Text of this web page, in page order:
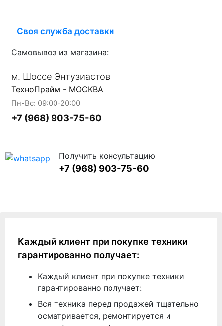
Своя служба доставки
Самовывоз из магазина:
м. Шоссе Энтузиастов
ТехноПрайм - МОСКВА
Пн-Вс: 09:00-20:00
+7 (968) 903-75-60
Получить консультацию
+7 (968) 903-75-60
Каждый клиент при покупке техники
гарантированно получает:
Каждый клиент при покупке техники
гарантированно получает:
Вся техника перед продажей тщательно
осматривается, ремонтируется и